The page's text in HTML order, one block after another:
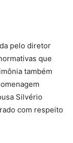
pelo diretor
que
também
Silvério
com respeito